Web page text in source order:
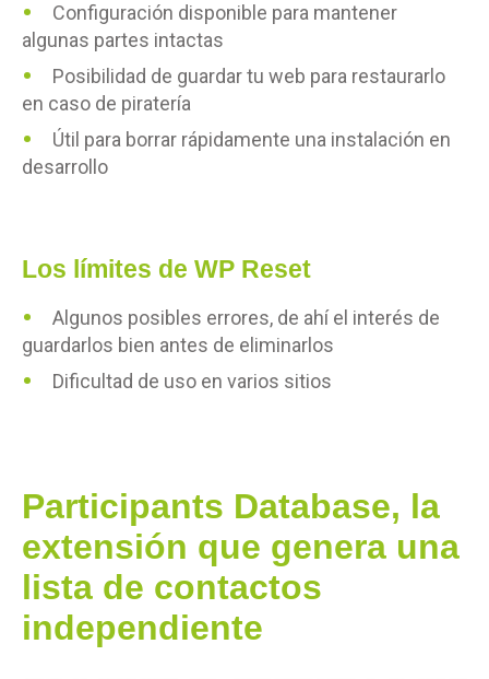
Configuración disponible para mantener
algunas partes intactas
Posibilidad de guardar tu web para restaurarlo
en caso de piratería
Útil para borrar rápidamente una instalación en
desarrollo
Los límites de WP Reset
Algunos posibles errores, de ahí el interés de
guardarlos bien antes de eliminarlos
Dificultad de uso en varios sitios
Participants Database, la
extensión que genera una
lista de contactos
independiente